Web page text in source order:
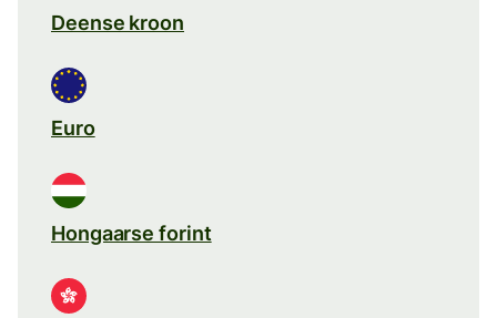
Deense kroon
Euro
Hongaarse forint